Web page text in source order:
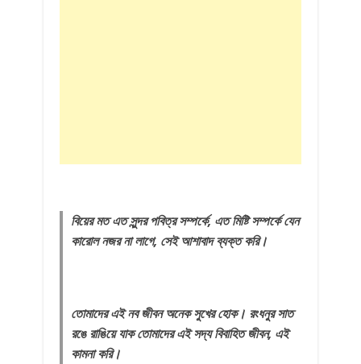
বিয়ের মত এত সুন্দর পবিত্র সম্পর্কে, এত মিষ্টি সম্পর্কে যেন
কারোল নজর না লাগে, সেই আশাবাদ ব্যক্ত করি।
তোমাদের এই নব জীবন অনেক সুখের হোক। রংধনুর সাত
রঙে রাঙিয়ে যাক তোমাদের এই সদ্য বিবাহিত জীবন, এই
কামনা করি।